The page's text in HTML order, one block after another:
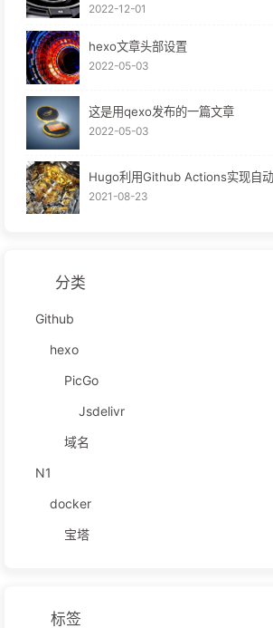
2022-12-01
hexo文章头部设置
2022-05-03
这是用qexo发布的一篇文章
2022-05-03
Hugo利用Github Actions实现自
2021-08-23
分类
Github
hexo
PicGo
Jsdelivr
域名
N1
docker
宝塔
标签